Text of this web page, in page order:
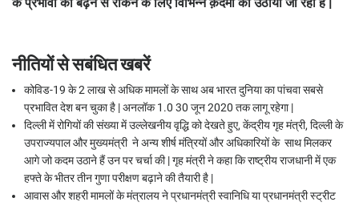
नीतियों से सबंधितखबरें
कोविड-19 के2 लाख से अधिक मामलों के साथ अब भारत दुनिया का पांचवा सबसे
प्रभावित देश बन चुका है | अनलॉक1.0 30 जून2020 तक लागू रहेगा |
दिल्ली में रोगियों की संख्या में उल्लेखनीय वृद्धि को देखते हुए, केंद्रीय गृह मंत्री, दिल्ली के
उपराज्यपाल औरमुख्यमंत्री नेअन्य शीर्ष मंत्रियों और अधिकारियोंके साथमिलकर
आगेजोकदमउठानेहैंउनपरचर्चाकी | गृह मंत्री ने कहा कि राष्ट्रीय राजधानी में एक
हफ्ते के भीतर तीन गुणा परीक्षणबढ़ानेकीतैयारीहै |
आवास और शहरी मामलों के मंत्रालय ने प्रधानमंत्रीस्वानिधिया प्रधानमंत्री स्ट्रीट